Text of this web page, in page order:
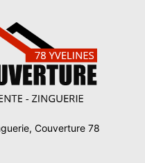
Couverture 78